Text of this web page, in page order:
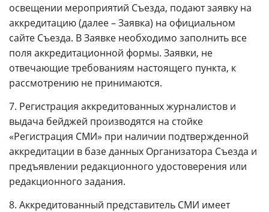
освещении мероприятий Съезда, подают заявку на
аккредитацию (далее – Заявка) на официальном
сайте Съезда. В Заявке необходимо заполнить все
поля аккредитационной формы. Заявки, не
отвечающие требованиям настоящего пункта, к
рассмотрению не принимаются.
7. Регистрация аккредитованных журналистов и
выдача бейджей производятся на стойке
«Регистрация СМИ» при наличии подтвержденной
аккредитации в базе данных Организатора Съезда и
предъявлении редакционного удостоверения или
редакционного задания.
8. Аккредитованный представитель СМИ имеет